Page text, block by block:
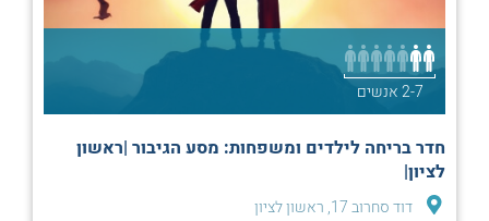
2-7 אנשים
חדר בריחה לילדים ומשפחות: מסע הגיבור |ראשון
לציון|
דוד סחרוב 17, ראשון לציון